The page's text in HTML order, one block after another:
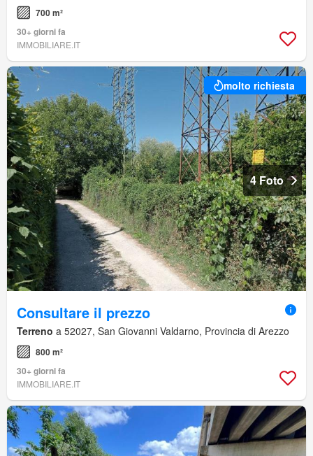
700 m²
30+ giorni fa
IMMOBILIARE.IT
molto richiesta
4 Foto
Consultare il prezzo
Terreno a 52027, San Giovanni Valdarno, Provincia di Arezzo
800 m²
30+ giorni fa
IMMOBILIARE.IT